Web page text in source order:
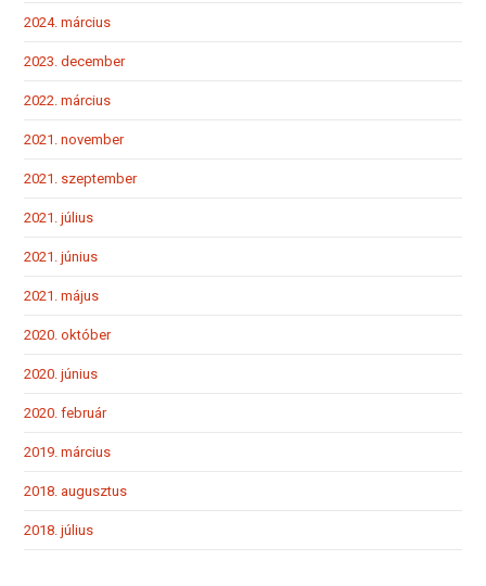
2024. március
2023. december
2022. március
2021. november
2021. szeptember
2021. július
2021. június
2021. május
2020. október
2020. június
2020. február
2019. március
2018. augusztus
2018. július